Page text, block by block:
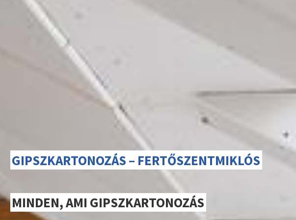
GIPSZKARTONOZÁS – FERTŐSZENTMIKLÓS
MINDEN, AMI GIPSZKARTONOZÁS